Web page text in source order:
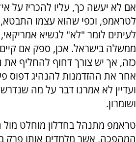
אם לא יעשה כך, עליו להכריז על
לטראמפ, וכפי שהוא עצמו
לעיתים לומר "לא" לנשיא אמריקאי,
ממשלה בישראל. אכן, ספק אם קיים
כזה, אך יש צורך דחוף להחליף את
אחר את ההזדמנות להנהיג דפוס
ועדיין לא אמרנו דבר על מה
ושומרון.
טראמפ מתנהל בחדלון מוחלט
המהפכה, אשר מלמדים אותו פרק